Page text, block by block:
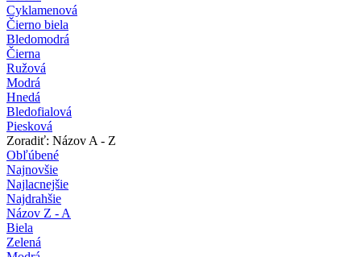
Cyklamenová
Čierno biela
Bledomodrá
Čierna
Ružová
Modrá
Hnedá
Bledofialová
Piesková
Zoradiť: Názov A - Z
Obľúbené
Najnovšie
Najlacnejšie
Najdrahšie
Názov Z - A
Biela
Zelená